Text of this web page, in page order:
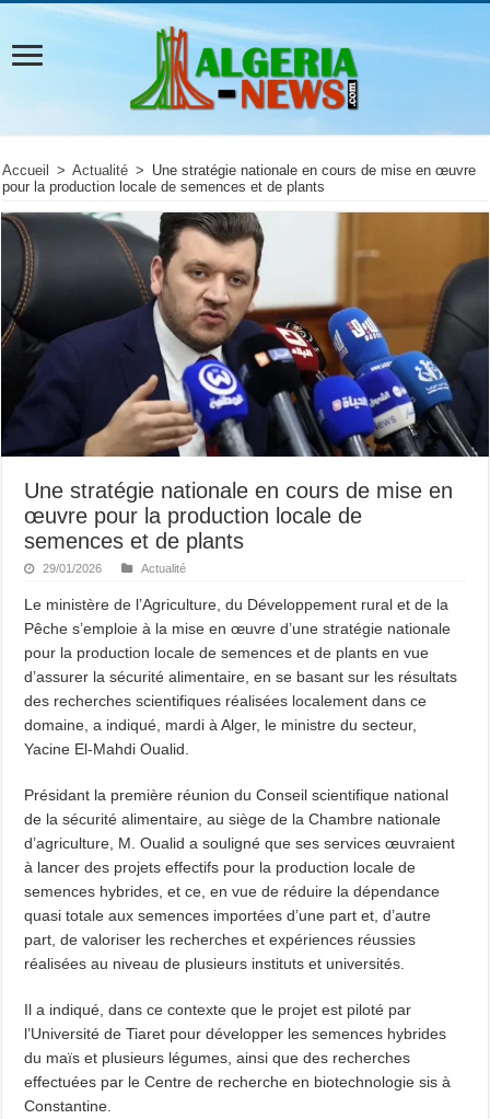
Accueil > Actualité > Une stratégie nationale en cours de mise en œuvre
pour la production locale de semences et de plants
Une stratégie nationale en cours de mise en
œuvre pour la production locale de
semences et de plants
29/01/2026 Actualité
Le ministère de l’Agriculture, du Développement rural et de la
Pêche s’emploie à la mise en œuvre d’une stratégie nationale
pour la production locale de semences et de plants en vue
d’assurer la sécurité alimentaire, en se basant sur les résultats
des recherches scientifiques réalisées localement dans ce
domaine, a indiqué, mardi à Alger, le ministre du secteur,
Yacine El-Mahdi Oualid.
Présidant la première réunion du Conseil scientifique national
de la sécurité alimentaire, au siège de la Chambre nationale
d’agriculture, M. Oualid a souligné que ses services œuvraient
à lancer des projets effectifs pour la production locale de
semences hybrides, et ce, en vue de réduire la dépendance
quasi totale aux semences importées d’une part et, d’autre
part, de valoriser les recherches et expériences réussies
réalisées au niveau de plusieurs instituts et universités.
Il a indiqué, dans ce contexte que le projet est piloté par
l’Université de Tiaret pour développer les semences hybrides
du maïs et plusieurs légumes, ainsi que des recherches
effectuées par le Centre de recherche en biotechnologie sis à
Constantine.